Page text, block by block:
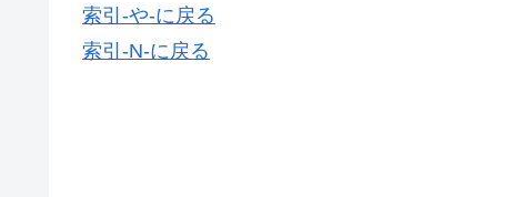
索引-や-に戻る
索引-N-に戻る